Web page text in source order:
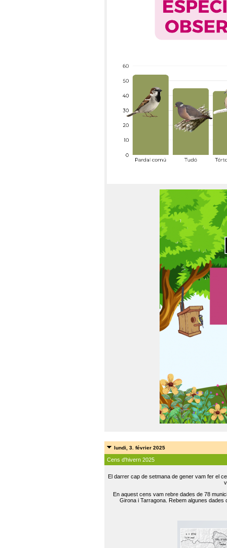
lundi, 3. février 2025
Cens d'hivern 2025
El darrer cap de setmana de gener vam fer el
En aquest cens vam rebre dades de 78
Girona i Tarragona. Rebem algunes